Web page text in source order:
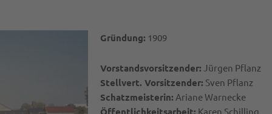
Gründung: 1909
Vorstandsvorsitzender: Jürgen Pflanz
Stellvert. Vorsitzender: Sven Pflanz
Schatzmeisterin: Ariane Warnecke
Karen Schilling